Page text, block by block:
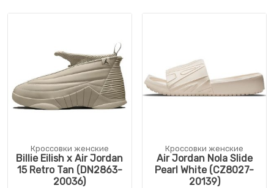
Кроссовки женские
Billie Eilish x Air Jordan
15 Retro Tan (DN2863-
20036)
Кроссовки женские
Air Jordan Nola Slide
Pearl White (CZ8027-
20139)